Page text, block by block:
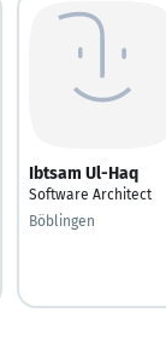
Ibtsam Ul-Haq
Software Architect
Böblingen